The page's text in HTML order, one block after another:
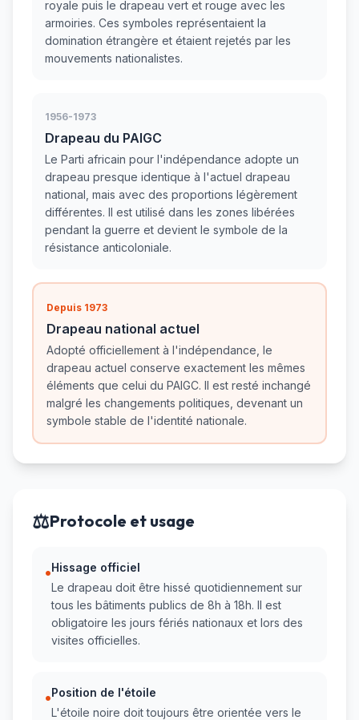
royale puis le drapeau vert et rouge avec les
armoiries. Ces symboles représentaient la
domination étrangère et étaient rejetés par les
mouvements nationalistes.
1956-1973
Drapeau du PAIGC
Le Parti africain pour l'indépendance adopte un
drapeau presque identique à l'actuel drapeau
national, mais avec des proportions légèrement
différentes. Il est utilisé dans les zones libérées
pendant la guerre et devient le symbole de la
résistance anticoloniale.
Depuis 1973
Drapeau national actuel
Adopté officiellement à l'indépendance, le
drapeau actuel conserve exactement les mêmes
éléments que celui du PAIGC. Il est resté inchangé
malgré les changements politiques, devenant un
symbole stable de l'identité nationale.
⚖️Protocole et usage
•Hissage officiel
Le drapeau doit être hissé quotidiennement sur
tous les bâtiments publics de 8h à 18h. Il est
obligatoire les jours fériés nationaux et lors des
visites officielles.
•Position de l'étoile
L'étoile noire doit toujours être orientée vers le